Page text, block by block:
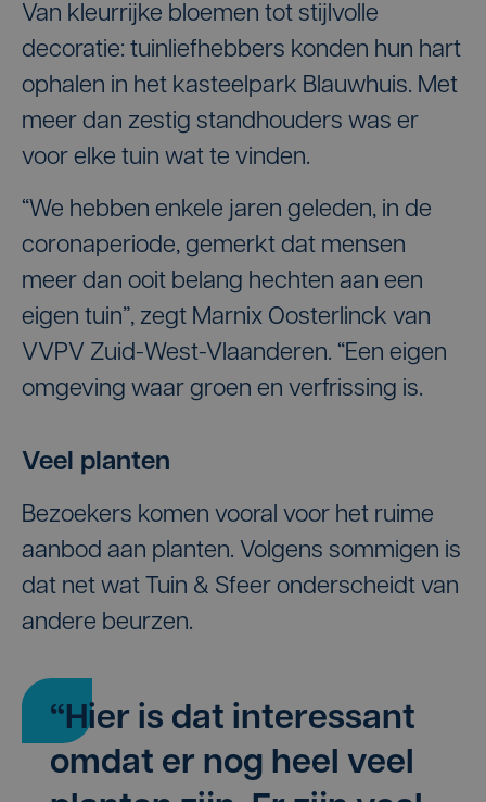
Van kleurrijke bloemen tot stijlvolle
decoratie: tuinliefhebbers konden hun hart
ophalen in het kasteelpark Blauwhuis. Met
meer dan zestig standhouders was er
voor elke tuin wat te vinden.
“We hebben enkele jaren geleden, in de
coronaperiode, gemerkt dat mensen
meer dan ooit belang hechten aan een
eigen tuin”, zegt Marnix Oosterlinck van
VVPV Zuid-West-Vlaanderen. “Een eigen
omgeving waar groen en verfrissing is.
Veel planten
Bezoekers komen vooral voor het ruime
aanbod aan planten. Volgens sommigen is
dat net wat Tuin & Sfeer onderscheidt van
andere beurzen.
“Hier is dat interessant
omdat er nog heel veel